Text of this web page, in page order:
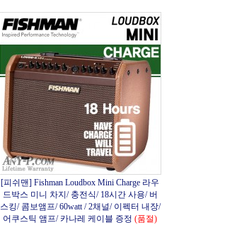
[피쉬맨] Fishman Loudbox Mini Charge 라우
드박스 미니 차지/ 충전식/ 18시간 사용/ 버
스킹/ 콤보앰프/ 60watt / 2채널/ 이펙터 내장/
어쿠스틱 앰프/ 카나레 케이블 증정 (품절)